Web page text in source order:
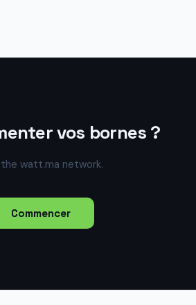
vos bornes ?
watt.ma network.
Commencer